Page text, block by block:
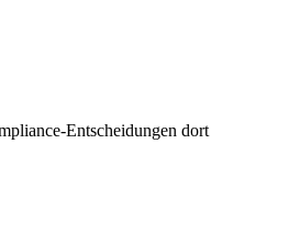
Entscheidungen dort